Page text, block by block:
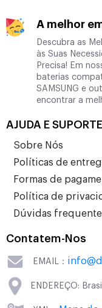
A melhor
Descubra as
às Suas
Precisa! Em
baterias
SAMSUNG e
encontrar a
AJUDA E SUPORTE
Sobre Nós
Políticas de
Formas de
Política de
Dúvidas
Contatem-Nos
EMAIL：
ENDEREÇO: Brasil